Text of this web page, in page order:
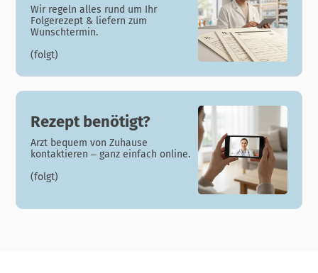
Wir regeln alles rund um Ihr
Folgerezept & liefern zum
Wunschtermin.
(folgt)
Rezept benötigt?
Arzt bequem von Zuhause
kontaktieren – ganz einfach online.
(folgt)